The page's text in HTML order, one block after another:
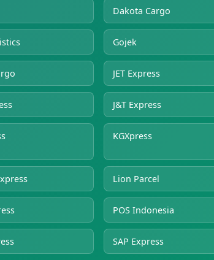
Dakota Cargo
Gojek
JET Express
J&T Express
KGXpress
Lion Parcel
POS Indonesia
SAP Express